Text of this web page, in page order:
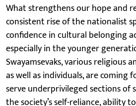
What strengthens our hope and
consistent rise of the nationalist
confidence in cultural belonging
especially in the younger
Swayamsevaks, various religious
as well as individuals, are coming
serve underprivileged sections of
the society’s self-reliance, ability